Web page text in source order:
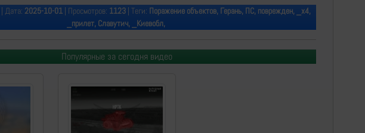
Дата: 2025-10-01| Просмотров: 1123| Теги: Поражение объектов, Герань, ПС, поврежден, _х4,
_прилет, Славутич, _Киевобл,
Популярные за сегодня видео